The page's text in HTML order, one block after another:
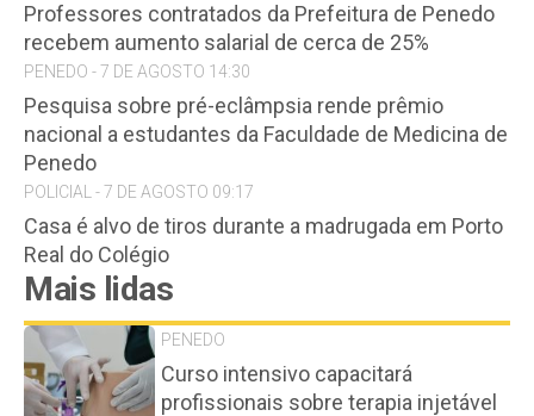
Professores contratados da Prefeitura de Penedo
recebem aumento salarial de cerca de 25%
PENEDO - 7 DE AGOSTO 14:30
Pesquisa sobre pré-eclâmpsia rende prêmio
nacional a estudantes da Faculdade de Medicina de
Penedo
POLICIAL - 7 DE AGOSTO 09:17
Casa é alvo de tiros durante a madrugada em Porto
Real do Colégio
Mais lidas
PENEDO
Curso intensivo capacitará
profissionais sobre terapia injetável